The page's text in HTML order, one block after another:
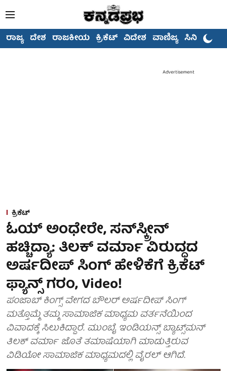
ರಾಜ್ಯ ದೇಶ ರಾಜಕೀಯ ಕ್ರಿಕೆಟ್ ವಿದೇಶ ವಾಣಿಜ್ಯ ಸಿನಿಮಾ
Advertisement
ಕ್ರಿಕೆಟ್
ಓಯ್ ಅಂಧೇರೇ, ಸನ್‌ಸ್ಕ್ರೀನ್
ಹಚ್ಚಿದ್ಯಾ: ತಿಲಕ್ ವರ್ಮಾ ವಿರುದ್ಧದ
ಅರ್ಷದೀಪ್ ಸಿಂಗ್ ಹೇಳಿಕೆಗೆ ಕ್ರಿಕೆಟ್
ಫ್ಯಾನ್ಸ್ ಗರಂ, Video!
ಪಂಜಾಬ್ ಕಿಂಗ್ಸ್ ವೇಗದ ಬೌಲರ್ ಅರ್ಷದೀಪ್ ಸಿಂಗ್
ಮತ್ತೊಮ್ಮೆ ತಮ್ಮ ಸಾಮಾಜಿಕ ಮಾಧ್ಯಮ ವರ್ತನೆಯಿಂದ
ವಿವಾದಕ್ಕೆ ಸಿಲುಕಿದ್ದಾರೆ. ಮುಂಬೈ ಇಂಡಿಯನ್ಸ್ ಬ್ಯಾಟ್ಸ್‌ಮನ್
ತಿಲಕ್ ವರ್ಮಾ ಜೊತೆ ತಮಾಷೆಯಾಗಿ ಮಾಡುತ್ತಿರುವ
ವಿಡಿಯೋ ಸಾಮಾಜಿಕ ಮಾಧ್ಯಮದಲ್ಲಿ ವೈರಲ್ ಆಗಿದೆ.